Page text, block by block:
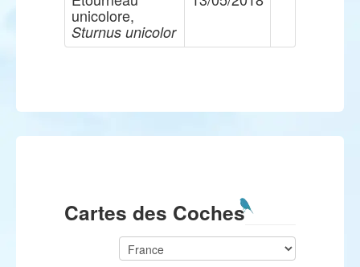
unicolore,
Sturnus unicolor
Cartes des Coches